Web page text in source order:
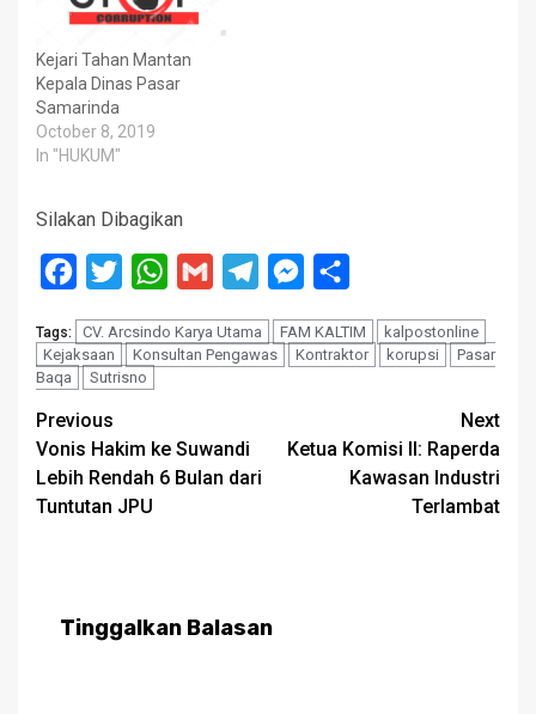
Kejari Tahan Mantan
Kepala Dinas Pasar
Samarinda
October 8, 2019
In "HUKUM"
Silakan Dibagikan
Facebook
Twitter WhatsApp
Gmail TelegramMessenger
Tags: CV. Arcsindo Karya Utama FAM KALTIM
kalpostonline
Kejaksaan
Konsultan Pengawas Kontraktor korupsi
Pasar
Baqa
Sutrisno
Post
navigation
Previous
Vonis Hakim ke Suwandi
Lebih Rendah 6 Bulan dari
Tuntutan JPU
Next
Ketua Komisi II: Raperda
Kawasan Industri
Terlambat
Tinggalkan Balasan